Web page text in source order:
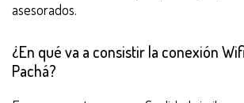
asesorados.
¿En qué va a consistir la conexión
Pachá?